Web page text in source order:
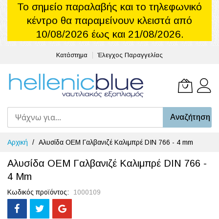
Το σημείο παραλαβής και το τηλεφωνικό
κέντρο θα παραμείνουν κλειστά από
10/08/2026 έως και 21/08/2026.
Κατάστημα Έλεγχος Παραγγελίας
Το
Αναζήτηση
Μετάβαση
στο
περιεχόμενο
Αρχική Αλυσίδα OEM Γαλβανιζέ Καλιμπρέ DIN 766 - 4 mm
Αλυσίδα OEM Γαλβανιζέ Καλιμπρέ DIN 766 -
4 Mm
Κωδικός προϊόντος 1000109